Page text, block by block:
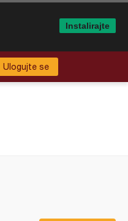
Ulogujte se
Instalirajte